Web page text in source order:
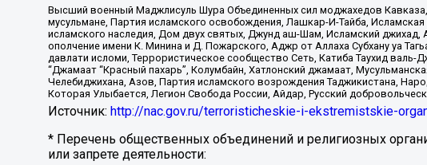
Высший военный Маджлисуль Шура Объединенных сил моджахедов
мусульмане, Партия исламского освобождения, Лашкар-И-Тайба,
исламского наследия, Дом двух святых, Джунд аш-Шам, Исламский
ополчение имени К. Минина и Д. Пожарского, Аджр от Аллаха Субхану уа
давлати исломи, Террористическое сообщество Сеть, Катиба Таухид
“Джамаат “Красный пахарь”, Колумбайн, Хатлонский джамаат,
Челебиджихана, Азов, Партия исламского возрождения Таджикистана,
Которая Улыбается, Легион Свобода России, Айдар, Русский
Источник: http://nac.gov.ru/terroristicheskie-i-ekstremistskie-
* Перечень общественных объединений и религиозных
или запрете деятельности: